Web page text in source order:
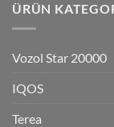
ÜRÜN
Vozol Star 20000
IQOS
Terea